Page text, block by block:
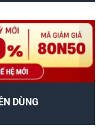
DÙNG